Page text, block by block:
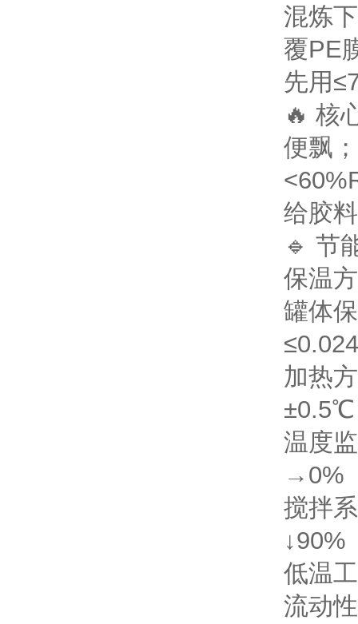
混炼
覆PE
先用
🔥 核
便飘
给胶
🔹 节
保温
罐体
加热
±0.5℃
温度
→0%
搅拌
↓90%
低温
流动